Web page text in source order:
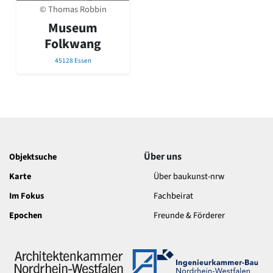
David Chipperfield
Gottfried Böhm
Schneider von Esleben
Peter Behrens
1950er-70er Jahre
Moderne
Jugendstil
Historismus
Renaissance
Gotik
© Thomas Robbin
Museum
Folkwang
45128 Essen
Objektsuche
Karte
Im Fokus
Epochen
Über uns
Über baukunst-nrw
Fachbeirat
Freunde & Förderer